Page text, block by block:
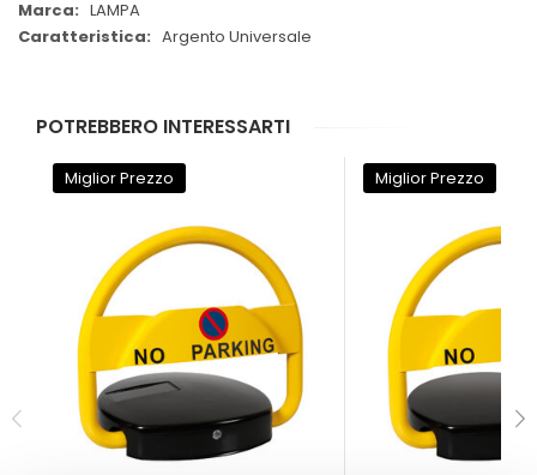
LAMPA
Argento Universale
POTREBBERO INTERESSARTI
Miglior Prezzo Miglior Prezzo